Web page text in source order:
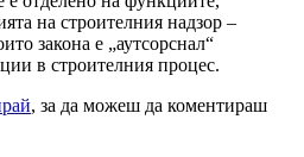
на строителния надзор –
закона е „аутсорснал“
в строителния процес.
, за да можеш да коментираш